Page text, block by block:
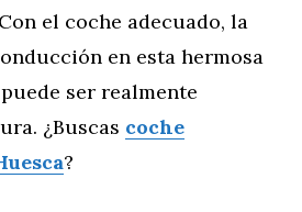
el coche adecuado, la
en esta hermosa
ser realmente
¿Buscas coche
?